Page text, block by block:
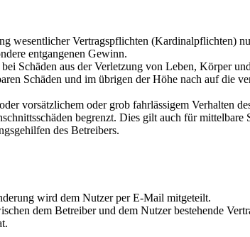
wesentlicher Vertragspflichten (Kardinalpflichten)
entgangenen Gewinn.
Schäden aus der Verletzung von Leben, Körper
Schäden und im übrigen der Höhe nach auf die
vorsätzlichem oder grob fahrlässigem Verhalten
begrenzt. Dies gilt auch für mittelbare
des Betreibers.
wird dem Nutzer per E-Mail mitgeteilt.
dem Betreiber und dem Nutzer bestehende